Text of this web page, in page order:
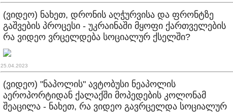
(ვიდეო) ნახეთ, დრონის აღჭურვისა და ფრონტზე
გაშვების პროცესი - უკრაინაში მყოფი ქართველების
რა ვიდეო ვრცელდება სოციალურ ქსელში?
25.04.2023
(ვიდეო) "ნაპოლის" ავტობუსი ნეაპოლის
აეროპორტიდან ქალაქში მოპედების კოლონამ
შეაცილა - ნახეთ, რა ვიდეო გავრცელდა სოციალურ